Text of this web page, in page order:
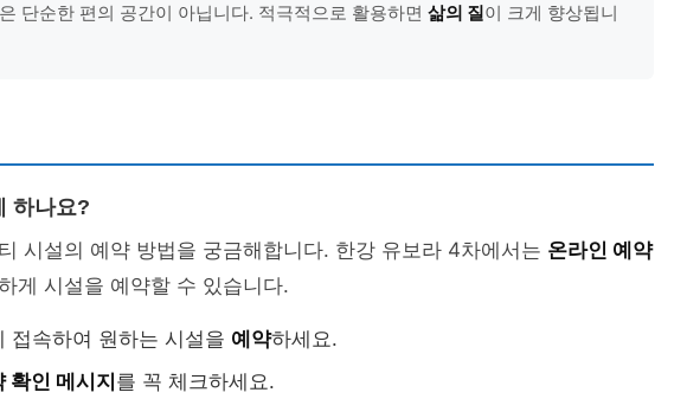
단순한 편의 공간이 아닙니다. 적극적으로 활용하면 삶의 질이 크게 향상됩니
하나요?
시설의 예약 방법을 궁금해합니다. 한강 유보라 4차에서는 온라인 예약
게 시설을 예약할 수 있습니다.
접속하여 원하는 시설을 예약하세요.
확인 메시지 를 꼭 체크하세요.